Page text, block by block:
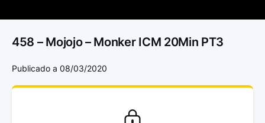
458 – Mojojo – Monker ICM 20Min PT3
Publicado a 08/03/2020